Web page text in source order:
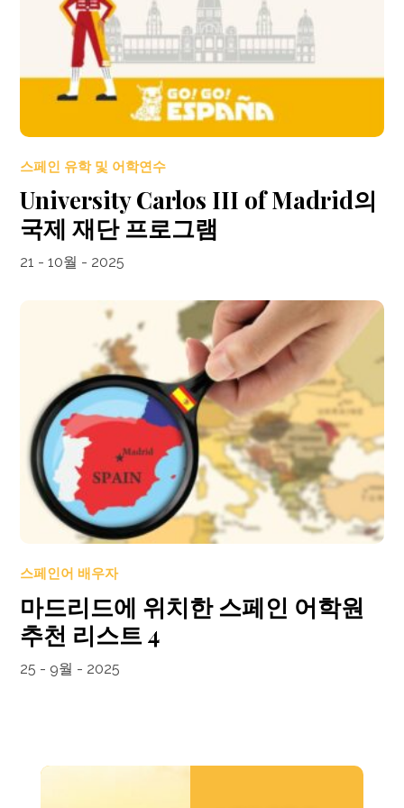
스페인 유학 및 어학연수
University Carlos III of Madrid의
국제 재단 프로그램
21 - 10월 - 2025
스페인어 배우자
마드리드에 위치한 스페인 어학원
추천 리스트 4
25 - 9월 - 2025